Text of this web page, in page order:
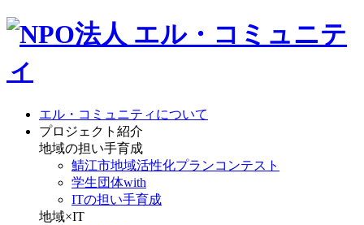
エル・コミュニティについて
プロジェクト紹介
地域の担い手育成
鯖江市地域活性化プランコンテスト
学生団体with
ITの担い手育成
地域×IT